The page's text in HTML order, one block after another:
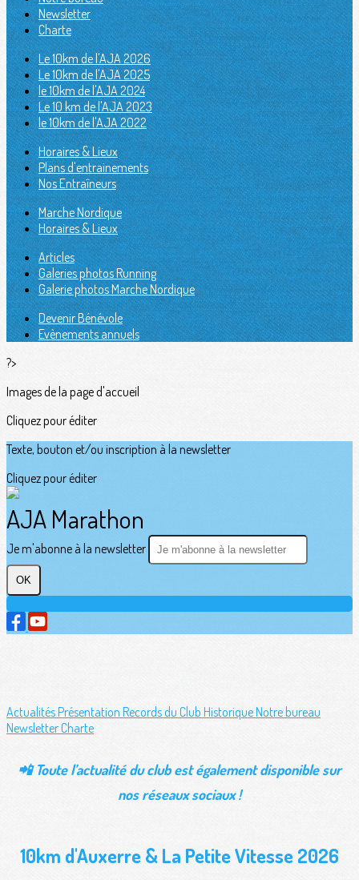
Newsletter
Charte
Le 10km de l'AJA 2026
Le 10km de l'AJA 2025
le 10km de l'AJA 2024
Le 10 km de l'AJA 2023
le 10km de l'AJA 2022
Horaires & Lieux
Plans d'entrainements
Nos Entraîneurs
Marche Nordique
Horaires & Lieux
Articles
Galeries photos Running
Galerie photos Marche Nordique
Devenir Bénévole
Evènements annuels
?>
Images de la page d'accueil
Cliquez pour éditer
Texte, bouton et/ou inscription à la newsletter
Cliquez pour éditer
AJA Marathon
Je m'abonne à la newsletter
OK
ActualitésPrésentation Records du Club HistoriqueNotre bureau
NewsletterCharte
📲 Toute l’actualité du club est également disponible sur
nos réseaux sociaux !
10km d'Auxerre & La Petite Vitesse 2026